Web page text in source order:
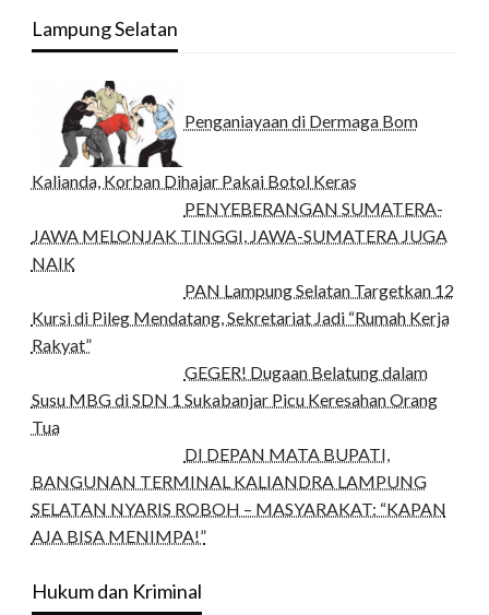
Lampung Selatan
Penganiayaan di Dermaga Bom
Kalianda, Korban Dihajar Pakai Botol Keras
PENYEBERANGAN SUMATERA-
JAWA MELONJAK TINGGI, JAWA-SUMATERA JUGA
NAIK
PAN Lampung Selatan Targetkan 12
Kursi di Pileg Mendatang, Sekretariat Jadi “Rumah Kerja
Rakyat”
GEGER! Dugaan Belatung dalam
Susu MBG di SDN 1 Sukabanjar Picu Keresahan Orang
Tua
DI DEPAN MATA BUPATI,
BANGUNAN TERMINAL KALIANDRA LAMPUNG
SELATAN NYARIS ROBOH – MASYARAKAT: “KAPAN
AJA BISA MENIMPA!”
Hukum dan Kriminal